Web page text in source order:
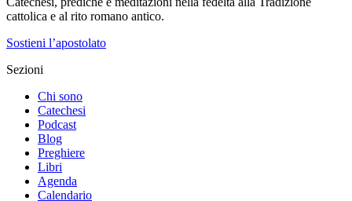
cattolica e al rito romano antico.
Sostieni l’apostolato
Sezioni
Chi sono
Catechesi
Podcast
Blog
Preghiere
Libri
Agenda
Calendario